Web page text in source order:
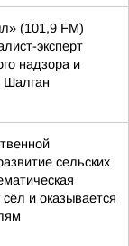
(101,9 FM)
эксперт
надзора и
Шалган
сельских
сёл и оказывается